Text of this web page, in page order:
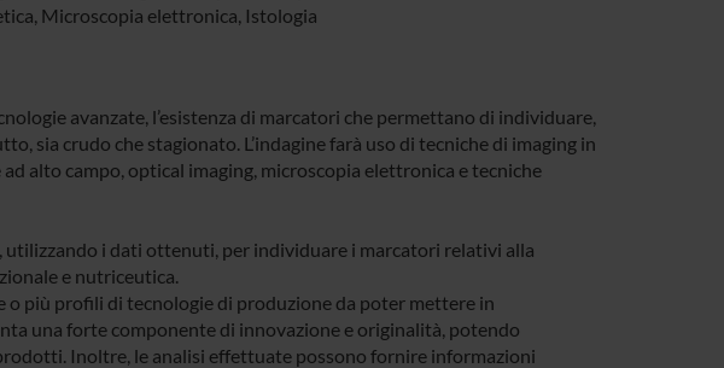
Microscopia elettronica, Istologia
avanzate, l’esistenza di marcatori che permettano di individuare,
sia crudo che stagionato. L’indagine farà uso di tecniche di imaging in
alto campo, optical imaging, microscopia elettronica e tecniche
utilizzando i dati ottenuti, per individuare i marcatori relativi alla
e nutriceutica.
o più profili di tecnologie di produzione da poter mettere in
una forte componente di innovazione e originalità, potendo
Inoltre, le analisi effettuate possono fornire informazioni